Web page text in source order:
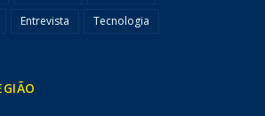
Entrevista Tecnologia